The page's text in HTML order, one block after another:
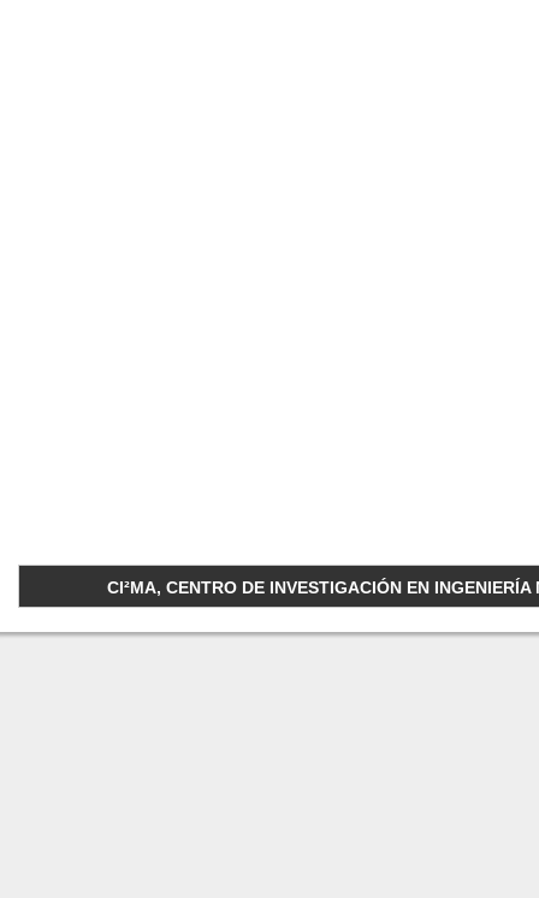
CI²MA, CENTRO DE INVESTIGACIÓN EN